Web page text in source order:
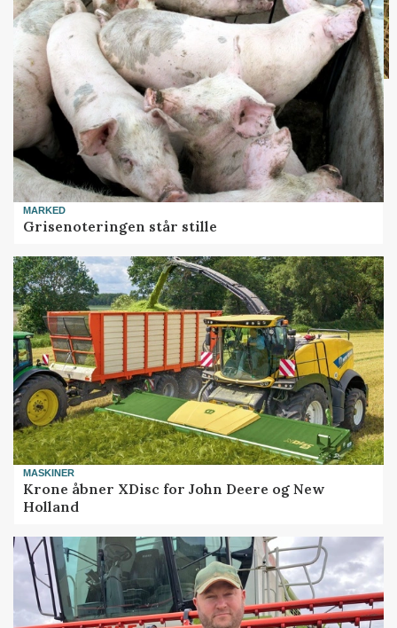
MARKED
Grisenoteringen står stille
MASKINER
Krone åbner XDisc for John Deere og New
Holland